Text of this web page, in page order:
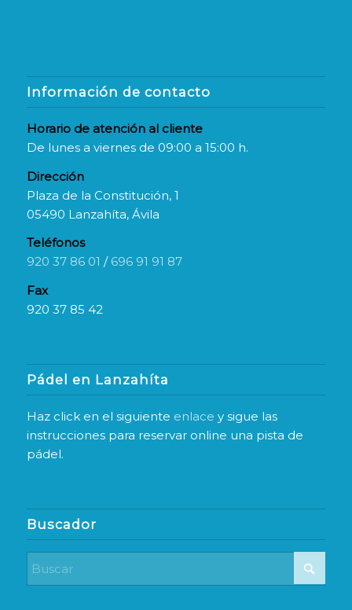
Información de contacto
Horario de atención al cliente
De lunes a viernes de 09:00 a 15:00 h.
Dirección
Plaza de la Constitución, 1
05490 Lanzahíta, Ávila
Teléfonos
920 37 86 01 / 696 91 91 87
Fax
920 37 85 42
Pádel en Lanzahíta
Haz click en el siguiente enlace y sigue las
instrucciones para reservar online una pista de
pádel.
Buscador